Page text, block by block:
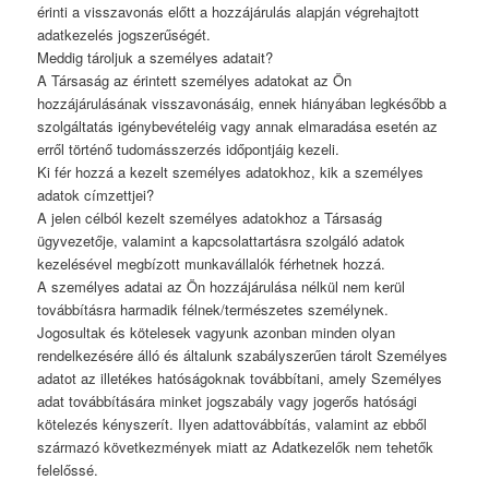
érinti a visszavonás előtt a hozzájárulás alapján végrehajtott
adatkezelés jogszerűségét.
Meddig tároljuk a személyes adatait?
A Társaság az érintett személyes adatokat az Ön
hozzájárulásának visszavonásáig, ennek hiányában legkésőbb a
szolgáltatás igénybevételéig vagy annak elmaradása esetén az
erről történő tudomásszerzés időpontjáig kezeli.
Ki fér hozzá a kezelt személyes adatokhoz, kik a személyes
adatok címzettjei?
A jelen célból kezelt személyes adatokhoz a Társaság
ügyvezetője, valamint a kapcsolattartásra szolgáló adatok
kezelésével megbízott munkavállalók férhetnek hozzá.
A személyes adatai az Ön hozzájárulása nélkül nem kerül
továbbításra harmadik félnek/természetes személynek.
Jogosultak és kötelesek vagyunk azonban minden olyan
rendelkezésére álló és általunk szabályszerűen tárolt Személyes
adatot az illetékes hatóságoknak továbbítani, amely Személyes
adat továbbítására minket jogszabály vagy jogerős hatósági
kötelezés kényszerít. Ilyen adattovábbítás, valamint az ebből
származó következmények miatt az Adatkezelők nem tehetők
felelőssé.